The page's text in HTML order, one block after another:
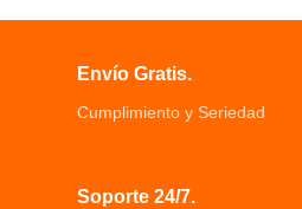
las manos de su bebé.
silenciosos bajo nivel de ruido,
Ruedas dobles delanteras y
Envío Gratis.
Cumplimiento y Seriedad
Soporte 24/7.